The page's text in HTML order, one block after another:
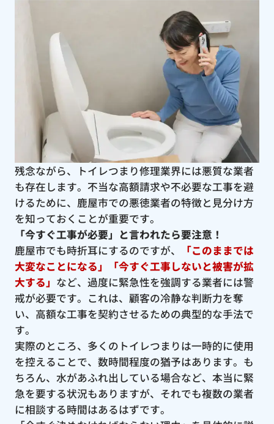
残念ながら、トイレつまり修理業界には悪質な業者
も存在します。不当な高額請求や不必要な工事を避
けるために、鹿屋市での悪徳業者の特徴と見分け方
を知っておくことが重要です。
「今すぐ工事が必要」と言われたら要注意！
鹿屋市でも時折耳にするのですが、
「このままでは
大変なことになる」「今すぐ工事しないと被害が拡
大する」 など、過度に緊急性を強調する業者には警
戒が必要です。これは、顧客の冷静な判断力を奪
い、高額な工事を契約させるための典型的な手法で
す。
実際のところ、多くのトイレつまりは一時的に使用
を控えることで、数時間程度の猶予はあります。も
ちろん、水があふれ出している場合など、本当に緊
急を要する状況もありますが、それでも複数の業者
に相談する時間はあるはずです。